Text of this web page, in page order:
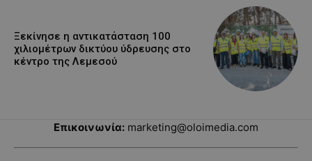
Ξεκίνησε η αντικατάσταση 100
χιλιομέτρων δικτύου ύδρευσης στο
κέντρο της Λεμεσού
Επικοινωνία: marketing@oloimedia.com